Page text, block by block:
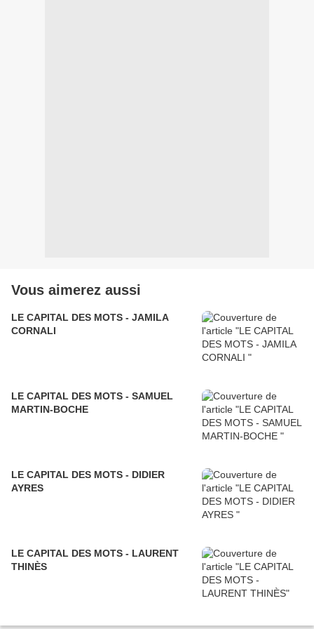
Vous aimerez aussi
LE CAPITAL DES MOTS - JAMILA
CORNALI
LE CAPITAL DES MOTS - SAMUEL
MARTIN-BOCHE
LE CAPITAL DES MOTS - DIDIER
AYRES
LE CAPITAL DES MOTS - LAURENT
THINÈS